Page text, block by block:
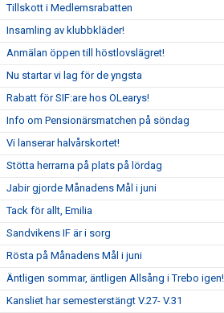
Tillskott i Medlemsrabatten
Insamling av klubbkläder!
Anmälan öppen till höstlovslägret!
Nu startar vi lag för de yngsta
Rabatt för SIF:are hos OLearys!
Info om Pensionärsmatchen på söndag
Vi lanserar halvårskortet!
Stötta herrarna på plats på lördag
Jabir gjorde Månadens Mål i juni
Tack för allt, Emilia
Sandvikens IF är i sorg
Rösta på Månadens Mål i juni
Äntligen sommar, äntligen Allsång i Trebo igen!
Kansliet har semesterstängt V.27- V.31